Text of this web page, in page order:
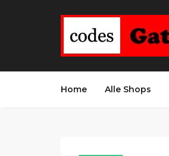
Home Alle Shops